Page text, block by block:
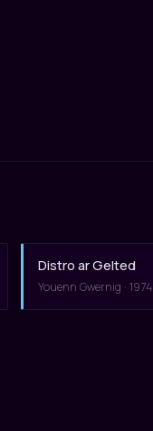
Distro ar Gelted
Youenn Gwernig · 1974